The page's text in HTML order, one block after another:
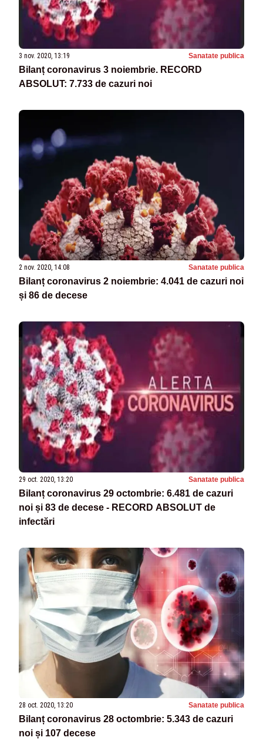
3 nov. 2020, 13:19 Sanatate publica
Bilanț coronavirus 3 noiembrie. RECORD
ABSOLUT: 7.733 de cazuri noi
2 nov. 2020, 14:08 Sanatate publica
Bilanț coronavirus 2 noiembrie: 4.041 de cazuri noi
și 86 de decese
29 oct. 2020, 13:20 Sanatate publica
Bilanț coronavirus 29 octombrie: 6.481 de cazuri
noi și 83 de decese - RECORD ABSOLUT de
infectări
28 oct. 2020, 13:20 Sanatate publica
Bilanț coronavirus 28 octombrie: 5.343 de cazuri
noi și 107 decese